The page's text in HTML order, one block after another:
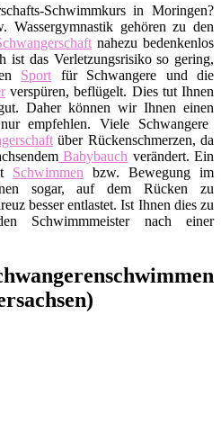
Schwimmkurs in Moringen?
Wassergymnastik gehören zu den
nahezu bedenkenlos
ist das Verletzungsrisiko so gering,
Sport für Schwangere und die
verspüren, beflügelt. Dies tut Ihnen
Daher können wir Ihnen einen
empfehlen. Viele Schwangere
über Rückenschmerzen, da
Babybauch verändert. Ein
Schwimmen bzw. Bewegung im
sogar, auf dem Rücken zu
besser entlastet. Ist Ihnen dies zu
Schwimmmeister nach einer